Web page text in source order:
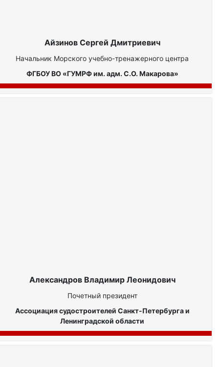
Айзинов Сергей Дмитриевич
Начальник Морского учебно-тренажерного центра
ФГБОУ ВО «ГУМРФ им. адм. С.О. Макарова»
Александров Владимир Леонидович
Почетный президент
Ассоциация судостроителей Санкт-Петербурга и
Ленинградской области